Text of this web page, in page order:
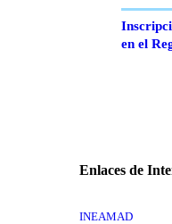
en el
Enlaces de
INEAMAD